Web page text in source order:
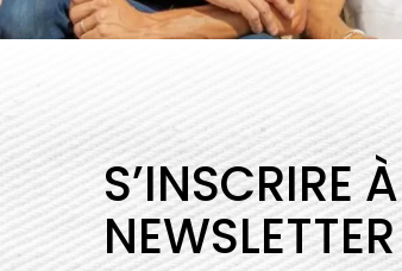
S’INSCRIRE
NEWSLETTER